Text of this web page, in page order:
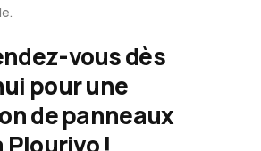
vous dès
pour une
de panneaux